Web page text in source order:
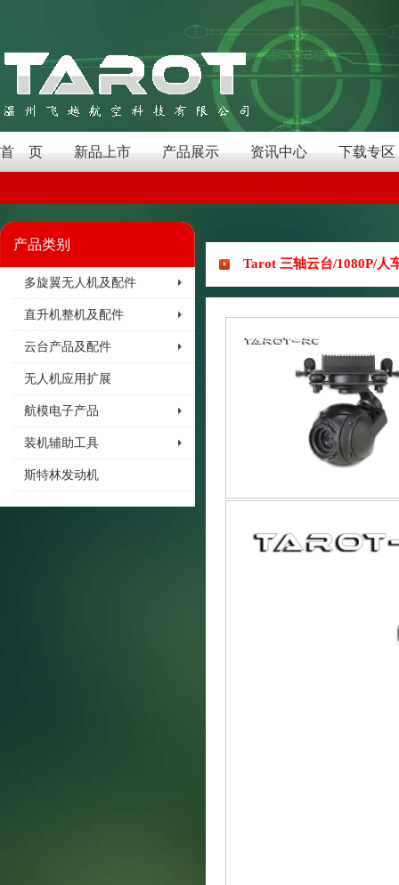
首 页 新品上市 产品展示 资讯中心 下载专区
产品类别
多旋翼无人机及配件
直升机整机及配件
云台产品及配件
无人机应用扩展
航模电子产品
装机辅助工具
斯特林发动机
Tarot 三轴云台/1080P/人